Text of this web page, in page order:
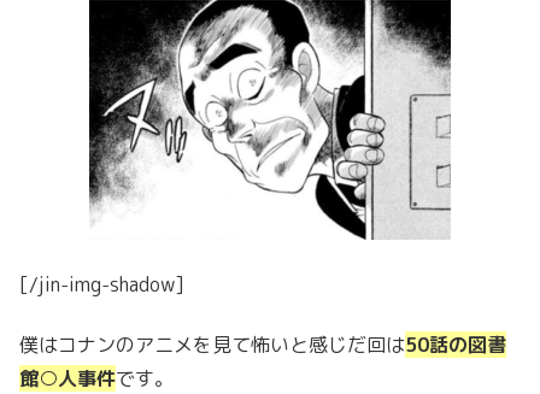
[/jin-img-shadow]
僕はコナンのアニメを見て怖いと感じだ回は50話の図書
館○人事件です。